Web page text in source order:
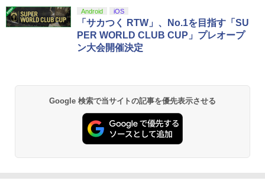
【中古】ガンダムアサルトサヴァイブ P
【中古】【PS4】ファークライ5
￥843
￥550
￥4,400
ULTRA HD Blu-ray)【4K ULTRA HD】 [
1
スプラトゥーン レイダース|オンライン
コード版
￥5,832
スプラトゥーン レイダース -Switch2
1
PlayStation 5 デジタル・エディション
日本語専用 Console Language: Japan
ese only (CFI-2200B01)
￥55,000
Beast of Reincarnation -PS5 【特典】
プロダクトコード 封入
￥7,286
1
【純正品】Xbox ワイヤレス コントロー
ラー + USB-C® ケーブル
￥8,300
2
Xbox プリペイドカード 5,000円 デジタ
ルコード 【旧 Xbox ギフトカード】 [オ
ンラインコード]
￥5,000
1
【Amazon.co.jp限定】劇場版モノノ怪
第三章 蛇神 (Amazon.co.jp限定オリジ
ナル三方背収納ケース付きコレクション)
(オリジナル特典:オリジナル巾着＋メー
カー特典:【坤と離】二振りの剣、十翼よ
劇場版「鬼滅の刃」無限城編 第一章 猗
窩座再来 通常版 [Blu-ray]
Android iOS
「サカつく RTW」、No.1を目指す「SU
PER WORLD CLUB CUP」プレオープ
ン大会開催決定
Google 検索で当サイトの記事を優先表示させる